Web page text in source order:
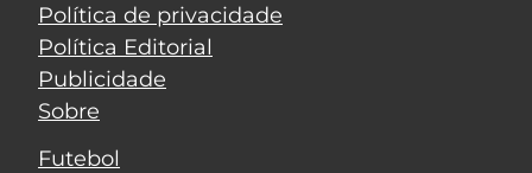
Política de privacidade
Política Editorial
Publicidade
Sobre
Futebol